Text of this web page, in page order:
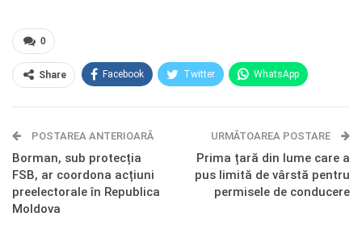
0
Share Facebook Twitter WhatsApp
Telegram OK.ru
POSTAREA ANTERIOARĂ
Borman, sub protecția
FSB, ar coordona acțiuni
preelectorale în Republica
Moldova
URMĂTOAREA POSTARE
Prima țară din lume care a
pus limită de vârstă pentru
permisele de conducere